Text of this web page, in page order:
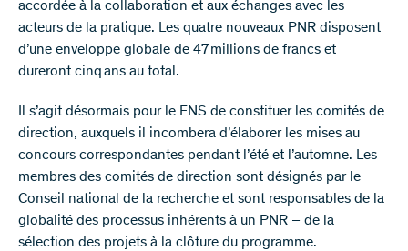
accordée à la collaboration et aux échanges avec les
acteurs de la pratique. Les quatre nouveaux PNR disposent
d’une enveloppe globale de 47 millions de francs et
dureront cinq ans au total.
Il s’agit désormais pour le FNS de constituer les comités de
direction, auxquels il incombera d’élaborer les mises au
concours correspondantes pendant l’été et l’automne. Les
membres des comités de direction sont désignés par le
Conseil national de la recherche et sont responsables de la
globalité des processus inhérents à un PNR – de la
sélection des projets à la clôture du programme.